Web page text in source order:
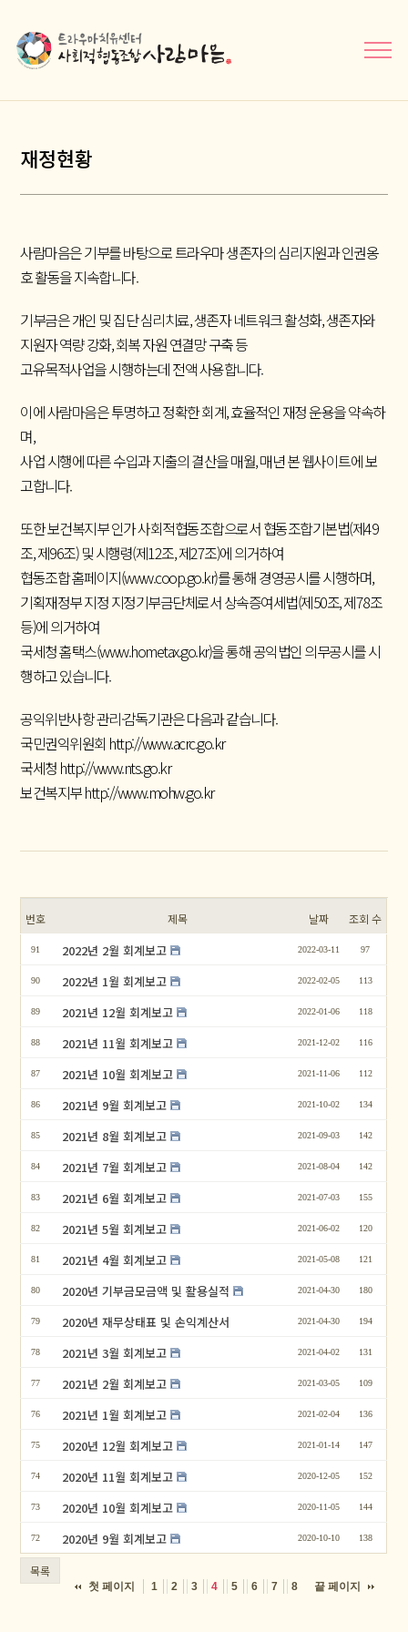
메뉴닫기
재정현황
사람마음은 기부를 바탕으로 트라우마 생존자의 심리지원과 인권옹
호 활동을 지속합니다.
기부금은 개인 및 집단 심리치료, 생존자 네트워크 활성화, 생존자와
지원자 역량 강화, 회복 자원 연결망 구축 등
고유목적사업을 시행하는데 전액 사용합니다.
이에 사람마음은 투명하고 정확한 회계, 효율적인 재정 운용을 약속하
며,
사업 시행에 따른 수입과 지출의 결산을 매월, 매년 본 웹사이트에 보
고합니다.
또한 보건복지부 인가 사회적협동조합으로서 협동조합기본법(제49
조, 제96조) 및 시행령(제12조, 제27조)에 의거하여
협동조합 홈페이지(www.coop.go.kr)를 통해 경영공시를 시행하며,
기획재정부 지정 지정기부금단체로서 상속증여세법(제50조, 제78조
등)에 의거하여
국세청 홈택스(www.hometax.go.kr)을 통해 공익법인 의무공시를 시
행하고 있습니다.
공익위반사항 관리·감독기관은 다음과 같습니다.
국민권익위원회 http://www.acrc.go.kr
국세청 http://www.nts.go.kr
보건복지부http://www.mohw.go.kr
번호 제목 날짜 조회 수
91 2022년 2월 회계보고 2022-03-11 97
90 2022년 1월 회계보고 2022-02-05 113
89 2021년 12월 회계보고 2022-01-06 118
88 2021년 11월 회계보고 2021-12-02 116
87 2021년 10월 회계보고 2021-11-06 112
86 2021년 9월 회계보고 2021-10-02 134
85 2021년 8월 회계보고 2021-09-03 142
84 2021년 7월 회계보고 2021-08-04 142
83 2021년 6월 회계보고 2021-07-03 155
82 2021년 5월 회계보고 2021-06-02 120
81 2021년 4월 회계보고 2021-05-08 121
80 2020년 기부금모금액 및 활용실적 2021-04-30 180
79 2020년 재무상태표 및 손익계산서 2021-04-30 194
78 2021년 3월 회계보고 2021-04-02 131
77 2021년 2월 회계보고 2021-03-05 109
76 2021년 1월 회계보고 2021-02-04 136
75 2020년 12월 회계보고 2021-01-14 147
74 2020년 11월 회계보고 2020-12-05 152
73 2020년 10월 회계보고 2020-11-05 144
72 2020년 9월 회계보고 2020-10-10 138
목록
첫 페이지 1 2 3 4 5 6 7 8 끝 페이지